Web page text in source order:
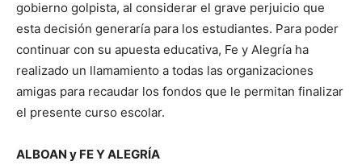
gobierno golpista, al considerar el grave perjuicio que
esta decisión generaría para los estudiantes. Para poder
continuar con su apuesta educativa, Fe y Alegría ha
realizado un llamamiento a todas las organizaciones
amigas para recaudar los fondos que le permitan finalizar
el presente curso escolar.
ALBOAN y FE Y ALEGRÍA